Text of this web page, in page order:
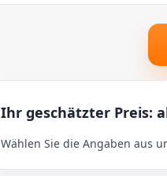
Ihr geschätzter Preis:
Wählen Sie die Angaben aus